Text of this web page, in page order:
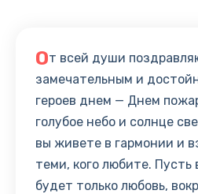
От всей души
замечательным и
героев днем — Днем
голубое небо и солнце
вы живете в гармонии и
теми, кого любите.
будет только любовь,